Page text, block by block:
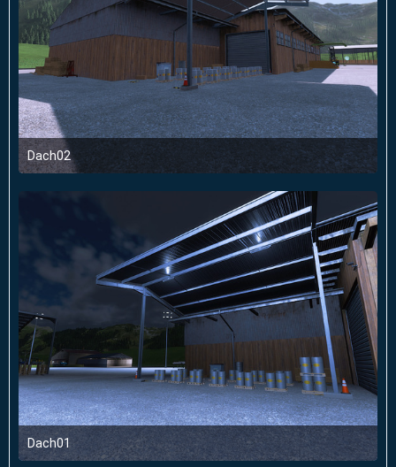
Dach02
21. Juli 2024 um 19:13
Dach01
21. Juli 2024 um 19:13